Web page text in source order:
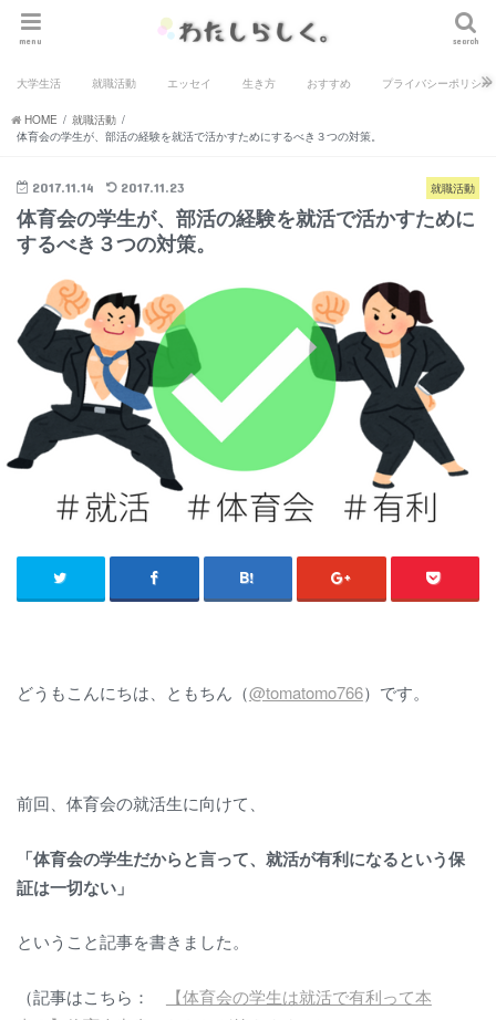
search
menu
大学生活 就職活動 エッセイ 生き方 おすすめ プライバシーポリシー
HOME
就職活動
体育会の学生が、部活の経験を就活で活かすためにするべき３つの対策。
就職活動
2017.11.14 2017.11.23
体育会の学生が、部活の経験を就活で活かすために
するべき３つの対策。
どうもこんにちは、ともちん（@tomatomo766）です。
前回、体育会の就活生に向けて、
「体育会の学生だからと言って、就活が有利になるという保
証は一切ない」
ということ記事を書きました。
（記事はこちら：
【体育会の学生は就活で有利って本